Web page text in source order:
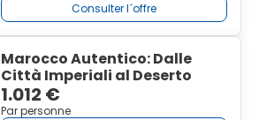
Consulter l´offre
Marocco Autentico: Dalle
Città Imperiali al Deserto
1.012 €
Par personne